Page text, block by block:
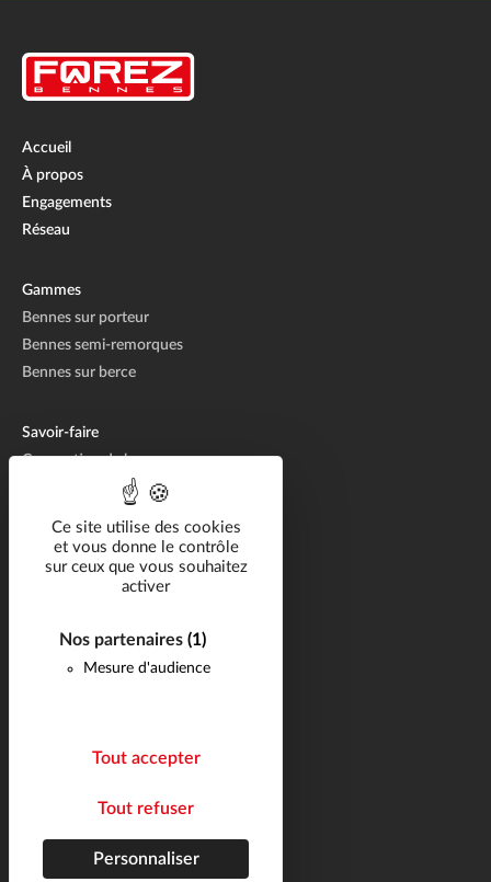
Ce site utilise des cookies
et vous donne le contrôle
sur ceux que vous souhaitez
activer
Nos partenaires (1)
Mesure d'audience
Tout accepter
Tout refuser
Personnaliser
Accueil
À propos
Engagements
Réseau
Gammes
Bennes sur porteur
Bennes semi-remorques
Bennes sur berce
Savoir-faire
Conception de bennes
Fabrication de bennes
Solutions métier
Carrière
Plan du site